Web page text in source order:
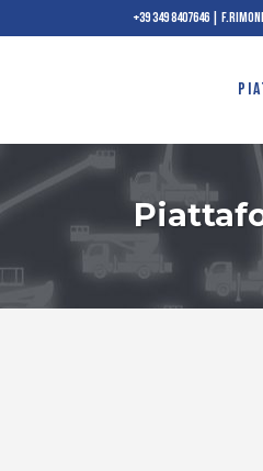
+39 349 8407646|